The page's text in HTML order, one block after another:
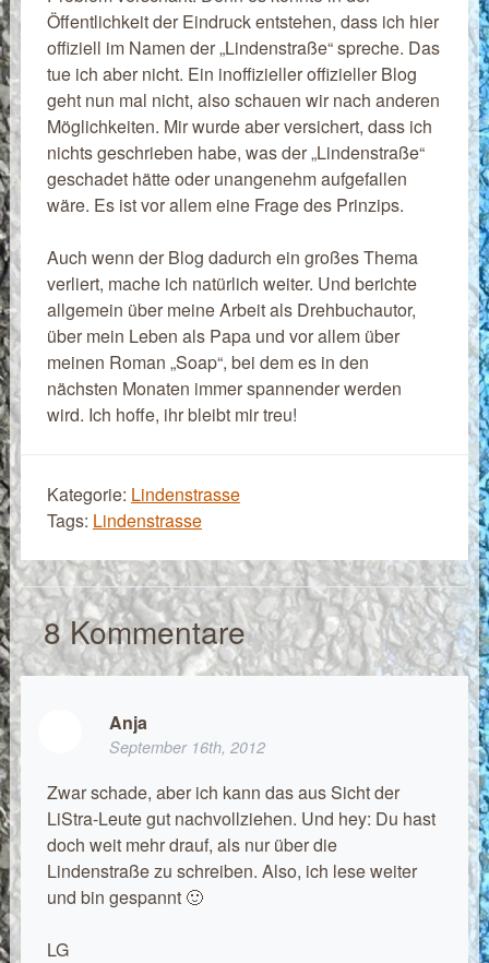
Öffentlichkeit der Eindruck entstehen, dass ich hier
offiziell im Namen der „Lindenstraße“ spreche. Das
tue ich aber nicht. Ein inoffizieller offizieller Blog
geht nun mal nicht, also schauen wir nach anderen
Möglichkeiten. Mir wurde aber versichert, dass ich
nichts geschrieben habe, was der „Lindenstraße“
geschadet hätte oder unangenehm aufgefallen
wäre. Es ist vor allem eine Frage des Prinzips.
Auch wenn der Blog dadurch ein großes Thema
verliert, mache ich natürlich weiter. Und berichte
allgemein über meine Arbeit als Drehbuchautor,
über mein Leben als Papa und vor allem über
meinen Roman „Soap“, bei dem es in den
nächsten Monaten immer spannender werden
wird. Ich hoffe, ihr bleibt mir treu!
Kategorie: Lindenstrasse
Tags: Lindenstrasse
8Kommentare
Anja
September 16th, 2012
Zwar schade, aber ich kann das aus Sicht der
LiStra-Leute gut nachvollziehen. Und hey: Du hast
doch weit mehr drauf, als nur über die
Lindenstraße zu schreiben. Also, ich lese weiter
und bin gespannt 🙂
LG